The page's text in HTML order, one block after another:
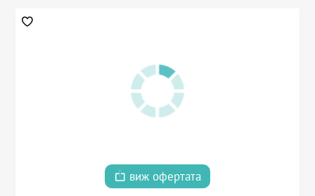
виж офертата